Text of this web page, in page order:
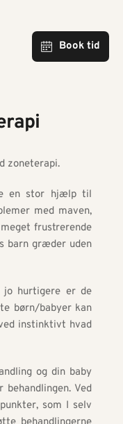
Book tid
zoneterapi.
en stor hjælp til
med maven,
frustrerende
barn græder uden
hurtigere er de
børn/babyer kan
instinktivt hvad
og din baby
Ved
som I selv